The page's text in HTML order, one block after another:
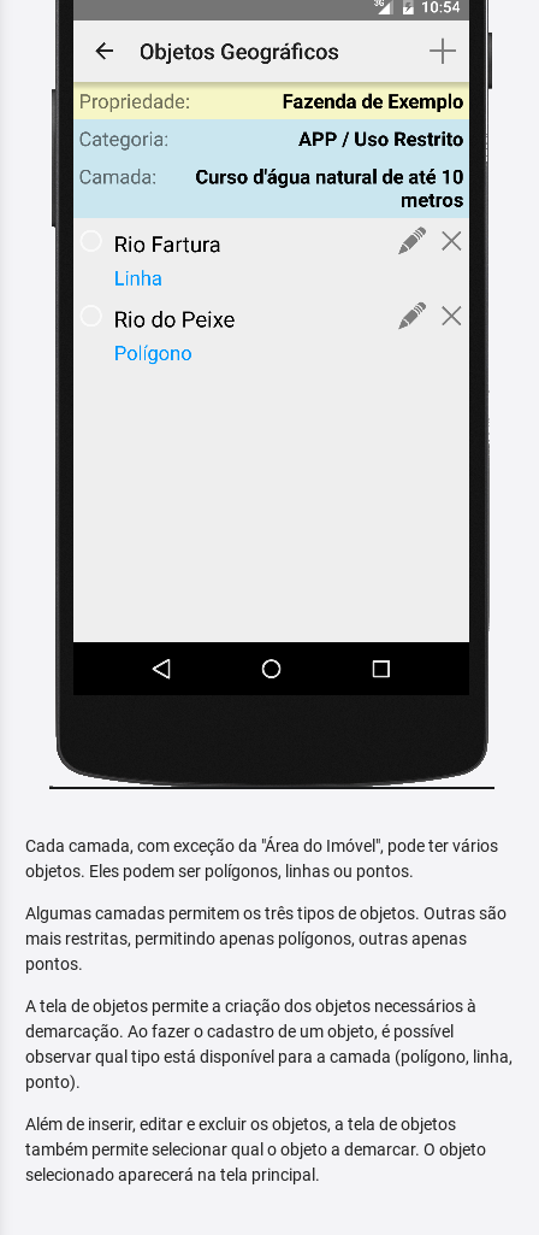
Cada camada, com exceção da "Área do Imóvel", pode ter vários
objetos. Eles podem ser polígonos, linhas ou pontos.
Algumas camadas permitem os três tipos de objetos. Outras são
mais restritas, permitindo apenas polígonos, outras apenas
pontos.
A tela de objetos permite a criação dos objetos necessários à
demarcação. Ao fazer o cadastro de um objeto, é possível
observar qual tipo está disponível para a camada (polígono, linha,
ponto).
Além de inserir, editar e excluir os objetos, a tela de objetos
também permite selecionar qual o objeto a demarcar. O objeto
selecionado aparecerá na tela principal.